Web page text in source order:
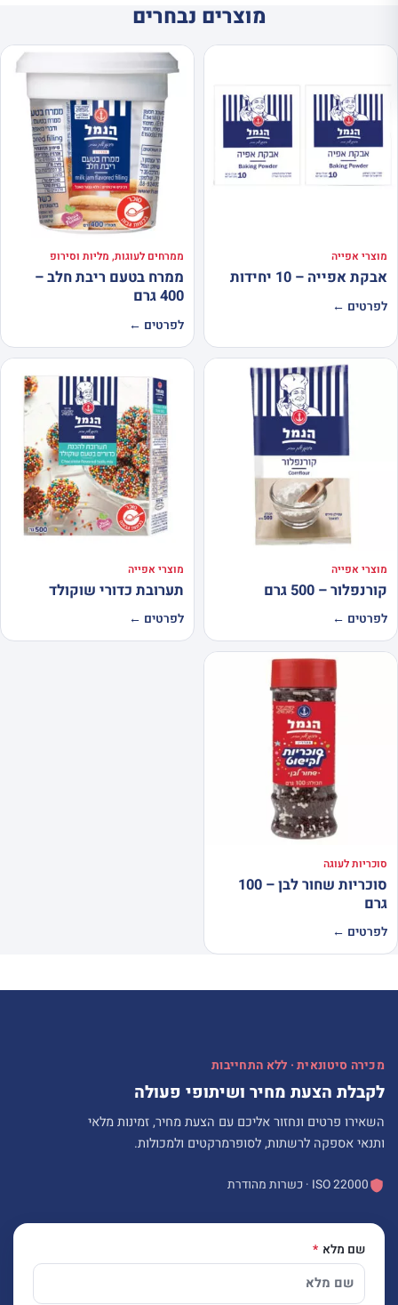
מוצרים נבחרים
מוצרי אפייה
אבקת אפייה – 10 יחידות
לפרטים ←
ממרחים לעוגות, מליות וסירופ
ממרח בטעם ריבת חלב –
400 גרם
לפרטים ←
מוצרי אפייה
קורנפלור – 500 גרם
לפרטים ←
מוצרי אפייה
תערובת כדורי שוקולד
לפרטים ←
סוכריות לעוגה
סוכריות שחור לבן – 100
גרם
לפרטים ←
מכירה סיטונאית · ללא התחייבות
לקבלת הצעת מחיר ושיתופי פעולה
השאירו פרטים ונחזור אליכם עם הצעת מחיר, זמינות מלאי
ותנאי אספקה לרשתות, לסופרמרקטים ולמכולות.
ISO 22000 · כשרות מהודרת
שם מלא